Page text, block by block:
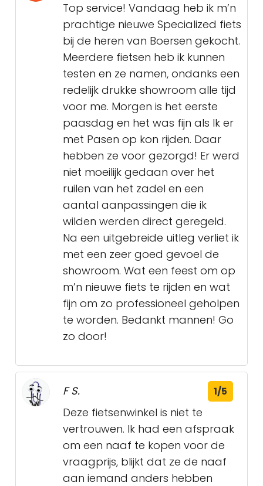
Top service! Vandaag heb ik m’n
prachtige nieuwe Specialized fiets
bij de heren van Boersen gekocht.
Meerdere fietsen heb ik kunnen
testen en ze namen, ondanks een
redelijk drukke showroom alle tijd
voor me. Morgen is het eerste
paasdag en het was fijn als Ik er
met Pasen op kon rijden. Daar
hebben ze voor gezorgd! Er werd
niet moeilijk gedaan over het
ruilen van het zadel en een
aantal aanpassingen die ik
wilden werden direct geregeld.
Na een uitgebreide uitleg verliet ik
met een zeer goed gevoel de
showroom. Wat een feest om op
m’n nieuwe fiets te rijden en wat
fijn om zo professioneel geholpen
te worden. Bedankt mannen! Go
zo door!
F S. 1/5
Deze fietsenwinkel is niet te
vertrouwen. Ik had een afspraak
om een naaf te kopen voor de
vraagprijs, blijkt dat ze de naaf
aan iemand anders hebben